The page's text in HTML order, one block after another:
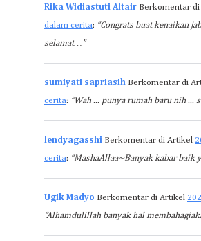
Rika Widiastuti Altair Berkomentar
dalam cerita: “Congrats buat kenaikan
selamat…”
sumiyati sapriasih Berkomentar di
cerita: “Wah ... punya rumah baru nih ...
lendyagasshi Berkomentar di Artikel
cerita: “MashaAllaa~Banyak kabar baik
Ugik Madyo Berkomentar di Artikel
“Alhamdulillah banyak hal